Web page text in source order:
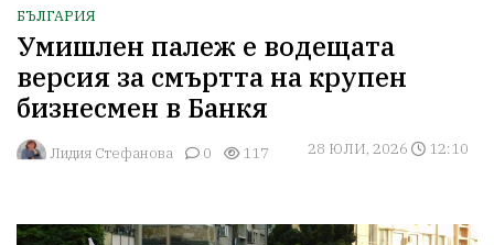
БЪЛГАРИЯ
Умишлен палеж е водещата
версия за смъртта на крупен
бизнесмен в Банкя
Лидия Стефанова 0 117 28 ЮЛИ, 2026 12:10